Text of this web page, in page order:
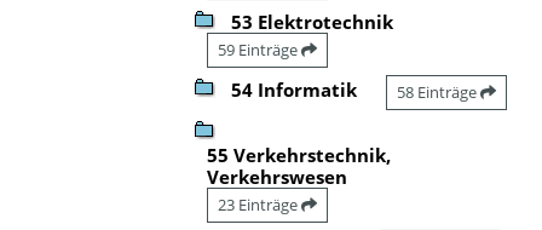
53 Elektrotechnik
59 Einträge
54 Informatik 58 Einträge
55 Verkehrstechnik,
Verkehrswesen
23 Einträge